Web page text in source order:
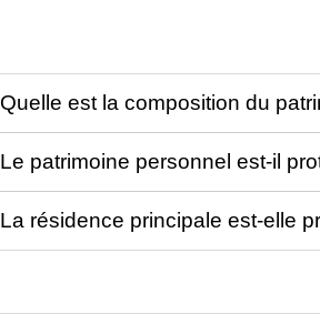
Quelle est la composition du
Le patrimoine personnel est-il
La résidence principale est-elle